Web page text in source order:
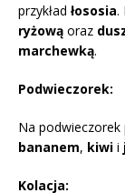
przykład łososia.
ryżową oraz
marchewką.
Podwieczorek:
Na podwieczorek
bananem, kiwi i
Kolacja: